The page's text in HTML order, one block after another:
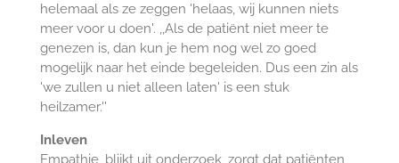
helemaal als ze zeggen 'helaas, wij kunnen niets
meer voor u doen'. ,,Als de patiënt niet meer te
genezen is, dan kun je hem nog wel zo goed
mogelijk naar het einde begeleiden. Dus een zin als
'we zullen u niet alleen laten' is een stuk
heilzamer.''
Inleven
Empathie, blijkt uit onderzoek, zorgt dat patiënten